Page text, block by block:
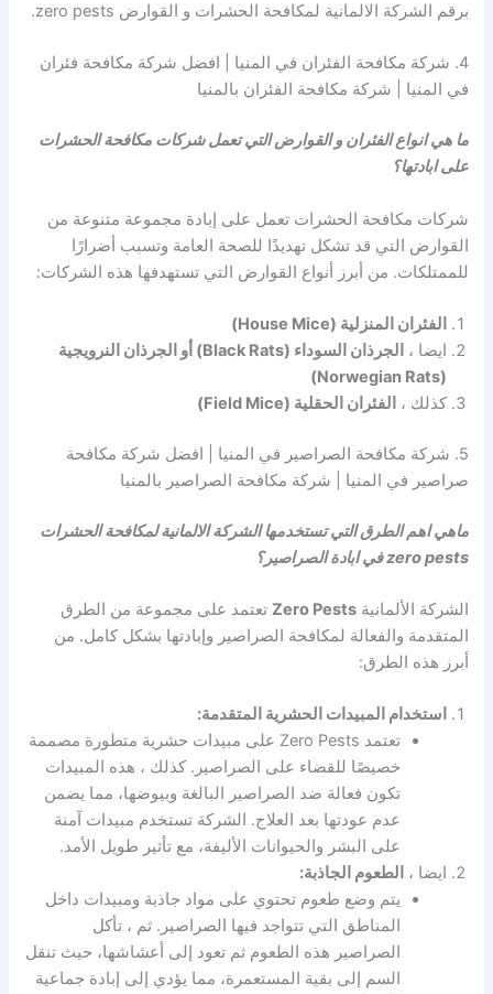
برقم الشركة الالمانية لمكافحة الحشرات و القوارض zero pests.
4. شركة مكافحة الفئران في المنيا | افضل شركة مكافحة فئران
في المنيا | شركة مكافحة الفئران بالمنيا
ما هي انواع الفئران و القوارض التي تعمل شركات مكافحة الحشرات
على ابادتها؟
شركات مكافحة الحشرات تعمل على إبادة مجموعة متنوعة من
القوارض التي قد تشكل تهديدًا للصحة العامة وتسبب أضرارًا
للممتلكات. من أبرز أنواع القوارض التي تستهدفها هذه الشركات:
الفئران المنزلية (House Mice)
ايضا ،
الجرذان السوداء (Black Rats) أو الجرذان النرويجية
(Norwegian Rats)
كذلك ، الفئران الحقلية (Field Mice)
5. شركة مكافحة الصراصير في المنيا | افضل شركة مكافحة
صراصير في المنيا | شركة مكافحة الصراصير بالمنيا
ماهي اهم الطرق التي تستخدمها الشركة الالمانية لمكافحة الحشرات
zero pests في ابادة الصراصير؟
الشركة الألمانيةZero Pests تعتمد على مجموعة من الطرق
المتقدمة والفعالة لمكافحة الصراصير وإبادتها بشكل كامل. من
أبرز هذه الطرق:
استخدام المبيدات الحشرية المتقدمة:
تعتمد Zero Pests على مبيدات حشرية متطورة مصممة
خصيصًا للقضاء على الصراصير. كذلك ، هذه المبيدات
تكون فعالة ضد الصراصير البالغة وبيوضها، مما يضمن
عدم عودتها بعد العلاج. الشركة تستخدم مبيدات آمنة
على البشر والحيوانات الأليفة، مع تأثير طويل الأمد.
ايضا ، الطعوم الجاذبة:
يتم وضع طعوم تحتوي على مواد جاذبة ومبيدات داخل
المناطق التي تتواجد فيها الصراصير. ثم ، تأكل
الصراصير هذه الطعوم ثم تعود إلى أعشاشها، حيث تنقل
السم إلى بقية المستعمرة، مما يؤدي إلى إبادة جماعية